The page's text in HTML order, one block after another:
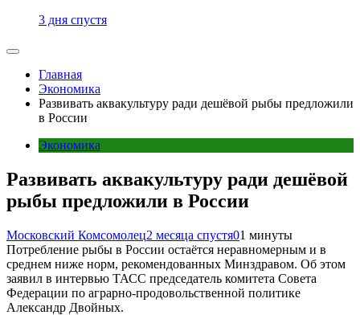
3 дня спустя
Главная
Экономика
Развивать аквакультуру ради дешёвой рыбы предложили
в России
Экономика
Развивать аквакультуру ради дешёвой
рыбы предложили в России
Московский Комсомолец2 месяца спустя01 минуты
Потребление рыбы в России остаётся неравномерным и в
среднем ниже норм, рекомендованных Минздравом. Об этом
заявил в интервью ТАСС председатель комитета Совета
Федерации по аграрно-продовольственной политике
Александр Двойных.